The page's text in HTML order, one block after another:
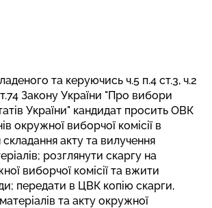
та керуючись ч.5 п.4 ст.3, ч.2
Закону України "Про вибори
України" кандидат просить ОВК
окружної виборчої комісії в
акту та вилучення
розглянути скаргу на
виборчої комісії та вжити
передати в ЦВК копію скарги,
та акту окружної